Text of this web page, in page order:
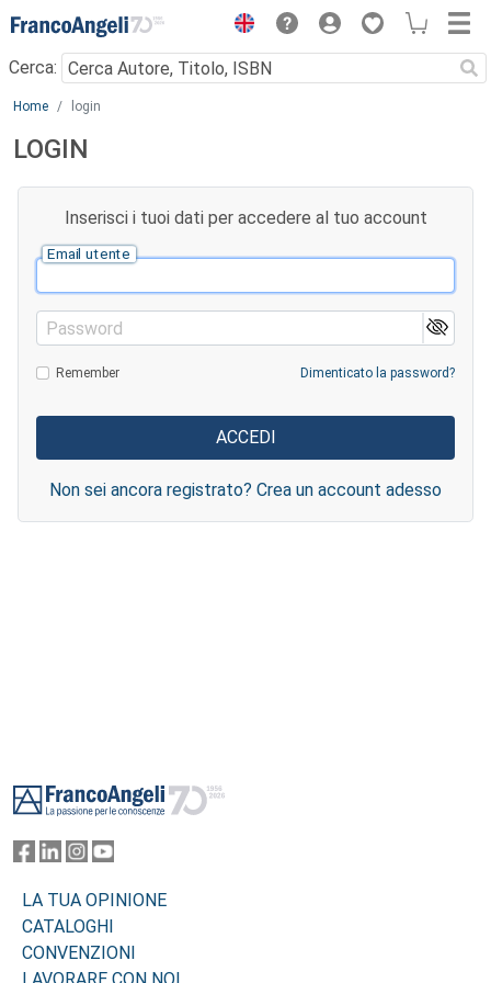
Menu
Cerca:
Main content
Home login
LOGIN
Inserisci i tuoi dati per accedere al tuo account
Email utente
Password
Remember Dimenticato la password?
Non sei ancora registrato? Crea un account adesso
LA TUA OPINIONE
CATALOGHI
CONVENZIONI